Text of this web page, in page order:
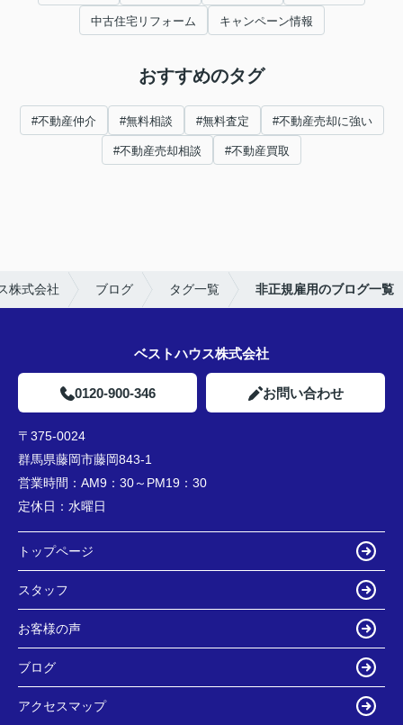
中古住宅リフォーム キャンペーン情報
おすすめのタグ
#不動産仲介 #無料相談 #無料査定 #不動産売却に強い
#不動産売却相談 #不動産買取
株式会社 ブログ タグ一覧 非正規雇用のブログ一覧
ベストハウス株式会社
0120-900-346 お問い合わせ
〒375-0024
群馬県藤岡市藤岡843-1
営業時間： AM9：30～PM19：30
定休日： 水曜日
トップページ
スタッフ
お客様の声
ブログ
アクセスマップ